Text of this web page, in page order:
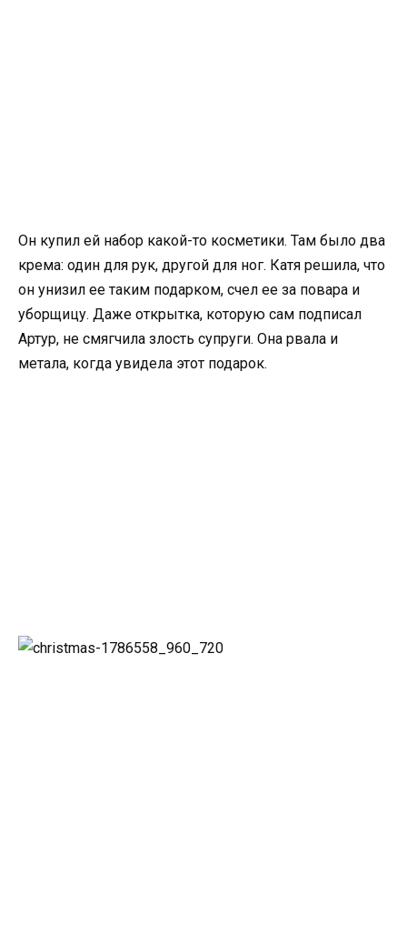
Он купил ей набор какой-то косметики. Там было два
крема: один для рук, другой для ног. Катя решила, что
он унизил ее таким подарком, счел ее за повара и
уборщицу. Даже открытка, которую сам подписал
Артур, не смягчила злость супруги. Она рвала и
метала, когда увидела этот подарок.